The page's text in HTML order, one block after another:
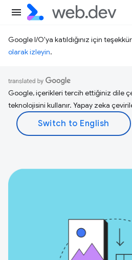
Google I/O'ya katıldığınız için
olarak izleyin.
Google, içerikleri tercih ettiğiniz dile
teknolojisini kullanır. Yapay zeka